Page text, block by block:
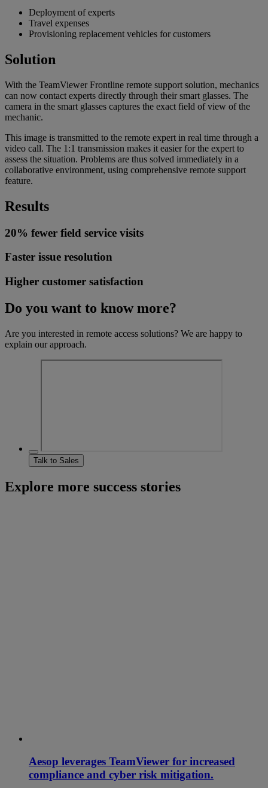
Deployment of experts
Travel expenses
Provisioning replacement vehicles for customers
Solution
With the TeamViewer Frontline remote support solution, mechanics
can now contact experts directly through their smart glasses. The
camera in the smart glasses captures the exact field of view of the
mechanic.
This image is transmitted to the remote expert in real time through a
video call. The 1:1 transmission makes it easier for the expert to
assess the situation. Problems are thus solved immediately in a
collaborative environment, using comprehensive remote support
feature.
Results
20% fewer field service visits
Faster issue resolution
Higher customer satisfaction
Do you want to know more?
Are you interested in remote access solutions? We are happy to
explain our approach.
Talk to Sales
Explore more success stories
Aesop leverages TeamViewer for increased
compliance and cyber risk mitigation.